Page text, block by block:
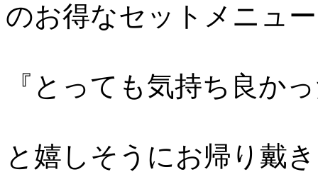
のお得なセットメニュ
『とっても気持ち良か
と嬉しそうにお帰り戴